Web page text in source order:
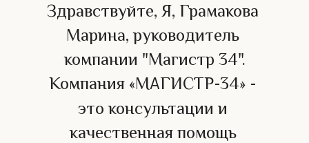
Здравствуйте, Я, Грамакова
Марина, руководитель
компании "Магистр 34".
Компания «МАГИСТР-34» -
это консультации и
качественная помощь